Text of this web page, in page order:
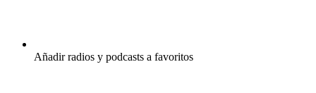
Añadir radios y podcasts a favoritos